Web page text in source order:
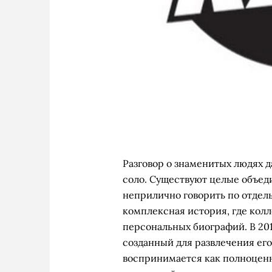
Разговор о знаменитых людях
соло. Существуют целые
неприлично говорить по
комплексная история, где
персональных биографий. В
созданный для развлечения
воспринимается как